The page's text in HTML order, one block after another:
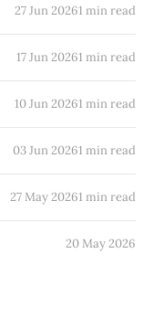
27 Jun 20261 min read
17 Jun 20261 min read
10 Jun 20261 min read
03 Jun 20261 min read
27 May 20261 min read
20 May 2026